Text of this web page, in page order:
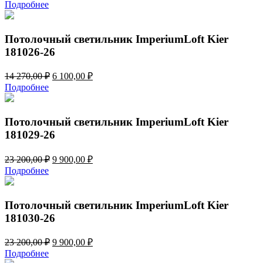
270,00 ₽.
Подробнее
Потолочный светильник ImperiumLoft Kier
181026-26
14 270,00₽ Первоначальная
270,00 ₽.
6 100,00 ₽Текущая
Подробнее
Потолочный светильник ImperiumLoft Kier
181029-26
23 200,00₽ Первоначальная
200,00 ₽.
9 900,00 ₽Текущая
Подробнее
Потолочный светильник ImperiumLoft Kier
181030-26
23 200,00₽ Первоначальная
9 900,00 ₽Текущая
Подробнее